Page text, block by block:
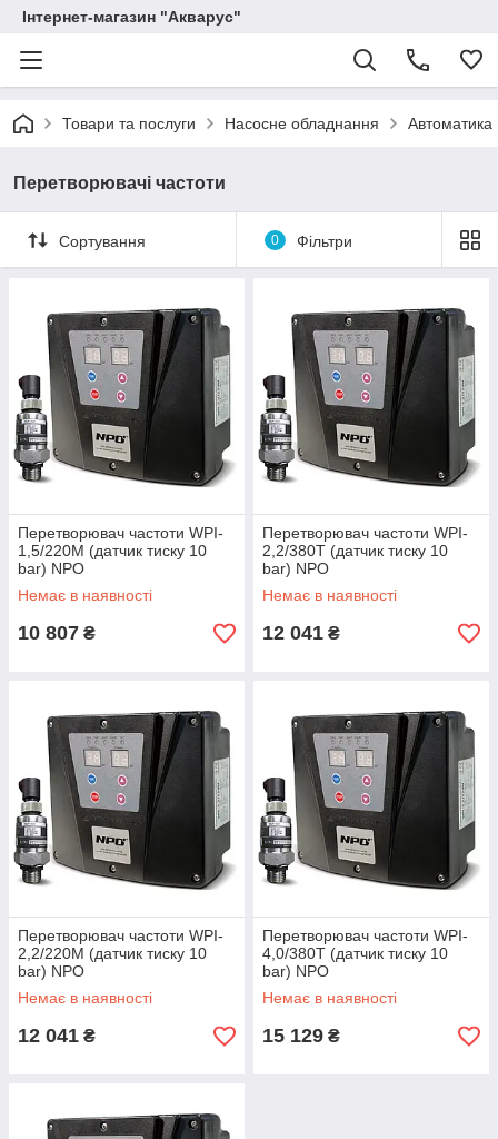
Інтернет-магазин "Акварус"
Товари та послуги Насосне обладнання Автоматика
Перетворювачі частоти
Сортування 0 Фільтри
Перетворювач частоти WPI-
1,5/220M (датчик тиску 10
bar) NPO
Немає в наявності
10 807 ₴
Перетворювач частоти WPI-
2,2/380T (датчик тиску 10
bar) NPO
Немає в наявності
12 041 ₴
Перетворювач частоти WPI-
2,2/220M (датчик тиску 10
bar) NPO
Немає в наявності
12 041 ₴
Перетворювач частоти WPI-
4,0/380T (датчик тиску 10
bar) NPO
Немає в наявності
15 129 ₴